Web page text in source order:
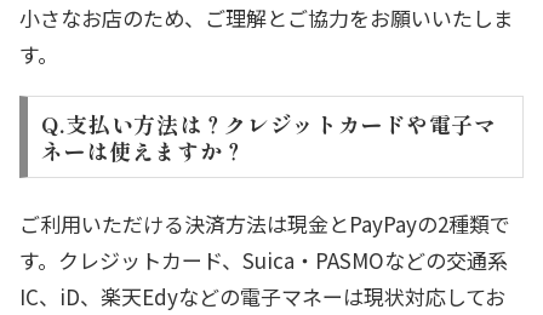
小さなお店のため、ご理解とご協力をお願いいたしま
す。
Q.支払い方法は？クレジットカードや電子マ
ネーは使えますか？
ご利用いただける決済方法は現金とPayPayの2種類で
す。クレジットカード、Suica・PASMOなどの交通系
IC、iD、楽天Edyなどの電子マネーは現状対応してお